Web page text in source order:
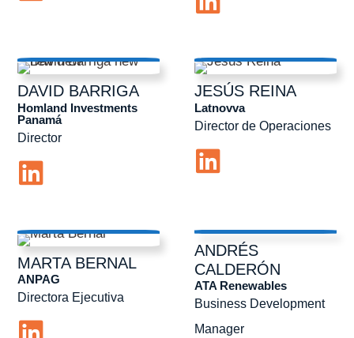
DAVID BARRIGA
Director
Homland Investments
Panamá
JESÚS REINA
Director de Operaciones
Latnovva
MARTABERNAL
Directora Ejecutiva
ANPAG
ANDRÉS
CALDERÓN
Business Development
Manager
ATA Renewables